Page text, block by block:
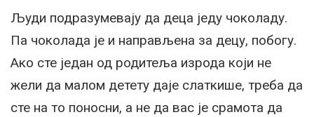
Људи подразумевају да деца једу чоколаду.
Па чоколада је и направљена за децу, побогу.
Ако сте један од родитеља изрода који не
жели да малом детету даје слаткише, треба да
сте на то поносни, а не да вас је срамота да